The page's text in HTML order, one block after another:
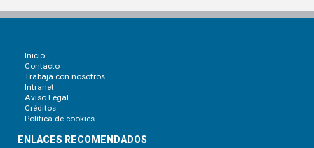
Inicio
Contacto
Trabaja con nosotros
Intranet
Aviso Legal
Créditos
Política de cookies
ENLACES RECOMENDADOS